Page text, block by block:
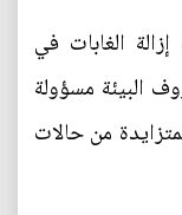
الغابات في
البيئة مسؤولة
من حالات